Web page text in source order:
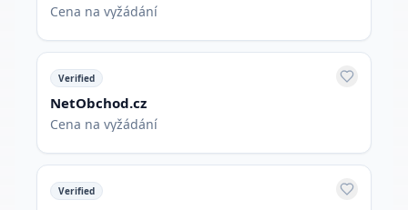
Cena na vyžádání
Verified
NetObchod.cz
Cena na vyžádání
Verified